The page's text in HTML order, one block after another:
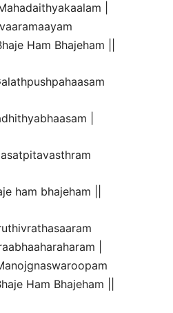
|
Ham Bhajeham ||
|
ham bhajeham ||
|
Ham Bhajeham ||